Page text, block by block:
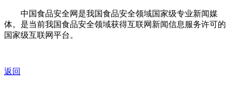
中国食品安全网是我国食品安全领域国家级专业新闻媒
体。是当前我国食品安全领域获得互联网新闻信息服务许可的
国家级互联网平台。
返回